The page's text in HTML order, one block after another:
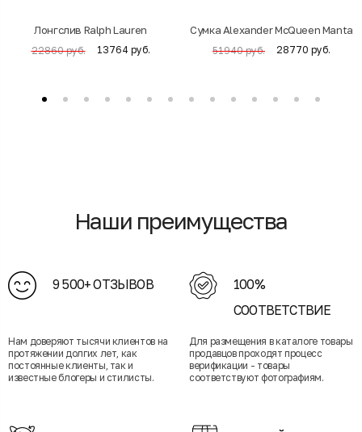
Лонгслив Ralph Lauren
22860 руб. 13764 руб.
Cумка Alexander McQueen Manta
51940 руб. 28770 руб.
Наши преимущества
9 500+ ОТЗЫВОВ
Нам доверяют тысячи клиентов на
протяжении долгих лет, как
постоянные клиенты, так и
известные блогеры и стилисты.
100%
СООТВЕТСТВИЕ
Для размещения в каталоге товары
продавцов проходят процесс
верификации - товары
соответствуют фотографиям.